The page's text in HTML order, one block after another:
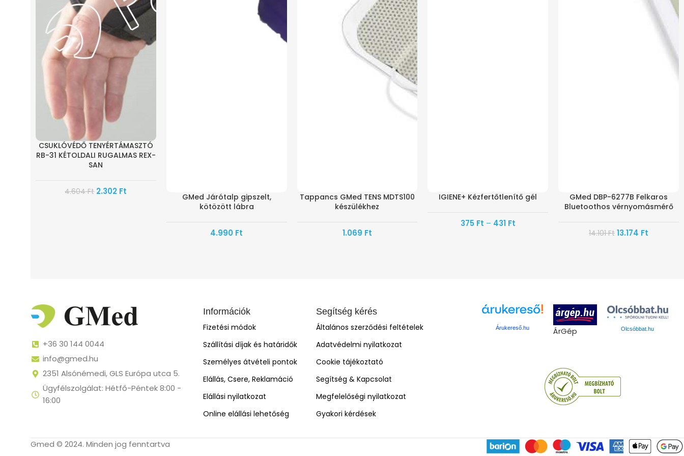
CSUKLÓVÉDŐ TENYÉRTÁMASZTÓ
RB-31 KÉTOLDALI RUGALMAS REX-
SAN
4.604Ft 2.302 Ft
GMed Járótalp gipszelt,
kötözött lábra
4.990 Ft
Tappancs GMed TENS MDTS100
készülékhez
1.069 Ft
IGIENE+ Kézfertőtlenítő gél
375 Ft – 431 Ft
GMed DBP-6277B Felkaros
Bluetoothos vérnyomásmérő
14.101Ft 13.174 Ft
+36 30 144 0044
info@gmed.hu
2351 Alsónémedi, GLS Európa utca 5.
Ügyfélszolgálat: Hétfő-Péntek 8:00 -
16:00
Információk
Fizetési módok
Szállítási díjak és határidők
Személyes átvételi pontok
Elállás, Csere, Reklamáció
Elállási nyilatkozat
Online elállási lehetőség
Segítség kérés
Általános szerződési feltételek
Adatvédelmi nyilatkozat
Cookie tájékoztató
Segítség & Kapcsolat
Megfelelőségi nyilatkozat
Gyakori kérdések
Árukereső.hu ÁrGép Olcsóbbat.hu
Gmed © 2024. Minden jog fenntartva